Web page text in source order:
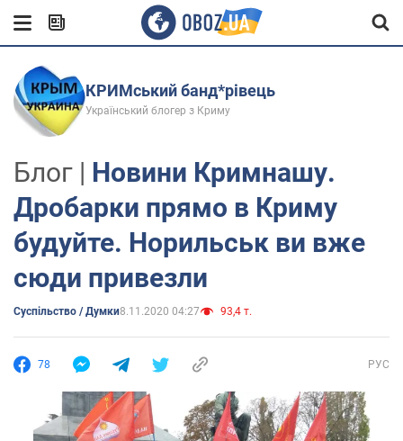
КРИМський банд*рівець
Український блогер з Криму
Блог | Новини Кримнашу.
Дробарки прямо в Криму
будуйте. Норильськ ви вже
сюди привезли
Суспільство / Думки8.11.2020 04:27 93,4 т.
78 РУС